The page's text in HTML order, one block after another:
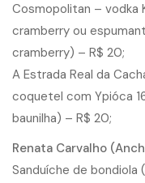
Cosmopolitan – vodka
cramberry ou
cramberry) – R$ 20;
A Estrada Real da
coquetel com Ypióca
baunilha) – R$ 20;
Renata Carvalho
Sanduíche de